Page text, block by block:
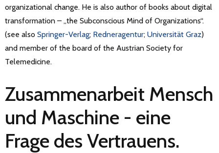
organizational change. He is also author of books about digital
transformation – „the Subconscious Mind of Organizations“.
(see also Springer-Verlag; Redneragentur; Universität Graz)
and member of the board of the Austrian Society for
Telemedicine.
Zusammenarbeit Mensch
und Maschine - eine
Frage des Vertrauens.